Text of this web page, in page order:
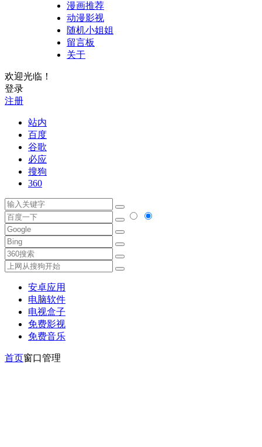
漫画推荐
动漫影视
随机小姐姐
留言板
关于
欢迎光临！
登录
注册
站内
百度
谷歌
必应
搜狗
360
安卓应用
电脑软件
电视盒子
免费影视
免费音乐
首页窗口管理